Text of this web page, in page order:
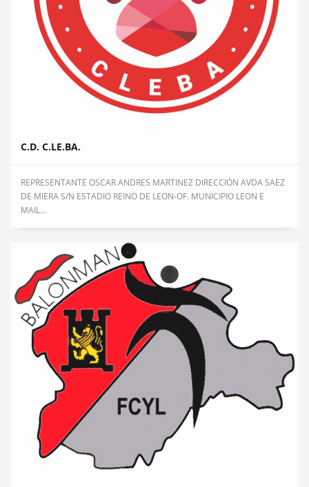
C.D. C.LE.BA.
REPRESENTANTE OSCAR ANDRES MARTINEZ DIRECCIÓN AVDA SAEZ
DE MIERA S/N ESTADIO REINO DE LEON-OF. MUNICIPIO LEON E
MAIL...